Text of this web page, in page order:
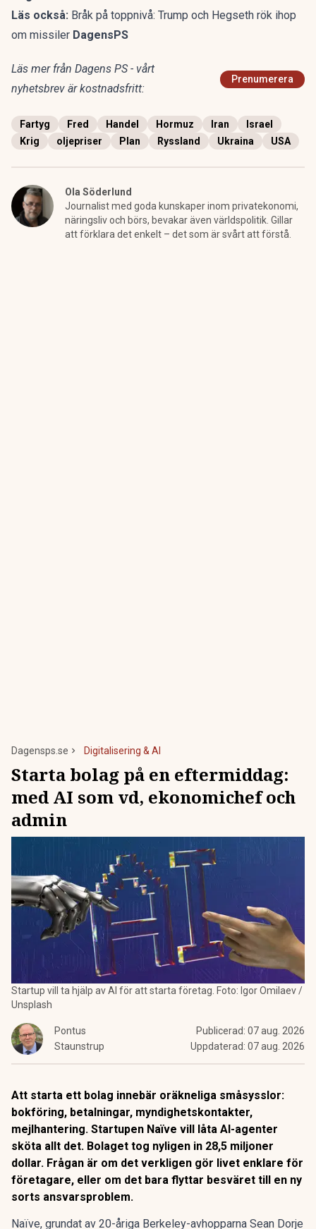
Läs också: Bråk på toppnivå: Trump och Hegseth rök ihop
om missiler DagensPS
Läs mer från Dagens PS - vårt
nyhetsbrev är kostnadsfritt:
Prenumerera
Fartyg Fred Handel Hormuz Iran
Israel
Krig
oljepriser Plan Ryssland Ukraina USA
Ola Söderlund
Journalist med goda kunskaper inom privatekonomi,
näringsliv och börs, bevakar även världspolitik. Gillar
att förklara det enkelt – det som är svårt att förstå.
Dagensps.se Digitalisering & AI
Starta bolag på en eftermiddag:
med AI som vd, ekonomichef och
admin
Startup vill ta hjälp av AI för att starta företag. Foto: Igor Omilaev /
Unsplash
Pontus
Staunstrup
Publicerad: 07 aug. 2026
Uppdaterad: 07 aug. 2026
Att starta ett bolag innebär oräkneliga småsysslor:
bokföring, betalningar, myndighetskontakter,
mejlhantering. Startupen Naïve vill låta AI-agenter
sköta allt det. Bolaget tog nyligen in 28,5 miljoner
dollar. Frågan är om det verkligen gör livet enklare för
företagare, eller om det bara flyttar besväret till en ny
sorts ansvarsproblem.
Naïve, grundat av 20-åriga Berkeley-avhopparna Sean Dorje